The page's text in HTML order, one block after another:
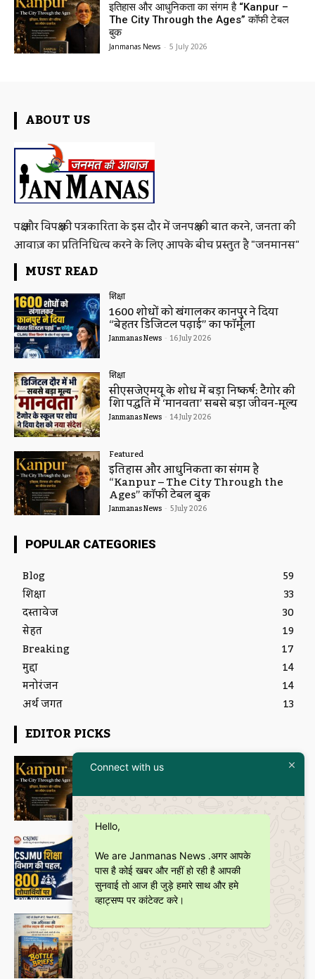
इतिहास और आधुनिकता का संगम है “Kanpur –
The City Through the Ages” कॉफी टेबल
बुक
Janmanas News - 5 July 2026
ABOUT US
पक्ष और विपक्ष की पत्रकारिता के इस दौर में जनपक्ष की बात करने, जनता की
आवाज़ का प्रतिनिधित्व करने के लिए आपके बीच प्रस्तुत है "जनमानस"
MUST READ
शिक्षा
1600 शोधों को खंगालकर कानपुर ने दिया
“बेहतर डिजिटल पढ़ाई” का फॉर्मूला
Janmanas News - 16 July 2026
शिक्षा
सीएसजेएमयू के शोध में बड़ा निष्कर्ष: टैगोर की
शिक्षा पद्धति में ‘मानवता’ सबसे बड़ा जीवन-मूल्य
Janmanas News - 14 July 2026
Featured
इतिहास और आधुनिकता का संगम है
“Kanpur – The City Through the
Ages” कॉफी टेबल बुक
Janmanas News - 5 July 2026
POPULAR CATEGORIES
Blog
59
शिक्षा
33
दस्तावेज
30
सेहत
19
Breaking
17
मुद्दा
14
मनोरंजन
14
अर्थ जगत
13
EDITOR PICKS
Featured
इतिहास और आधुनिकता का संगम है
Ages” कॉफी टेबल बुक
Janmanas News - 5 July 2026
CSJMU, कानपुर द्वारा बना ‘जागरूकता पैमाना’
शोध की वैश्विक पहचान को देगा नई दिशा
Janmanas News - 28 June 2026
बॉटल ब्रीफ्स : एक अधिवक्ता की युवा उम्र की
Connect with us
Hello,
We are Janmanas News .अगर आपके
पास है कोई खबर और नहीं हो रही है आपकी
सुनवाई तो आज ही जुड़े हमारे साथ और हमे
व्हाट्सप्प पर कांटेक्ट करे।